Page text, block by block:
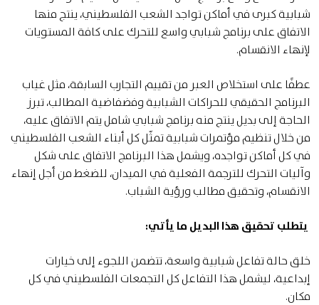
شبابية كبرى في أماكن تواجد الشعب الفلسطيني، ينتج منها
الاتفاق على برنامج شبابي واسع للتحرك على كافة المستويات
لإنهاء الانقسام.
عطفًا على استخلاص العبر من تقييم التجارب السابقة، مثل غياب
البرنامج الحقيقي للحراكات الشبابية وفضفاضية المطالب، تبرز
الحاجة إلى بديل ينتج منه برنامج شبابي شامل يتم الاتفاق عليه،
من خلال تنظيم مؤتمرات شبابية تمثّل كل أبناء الشعب الفلسطيني
في كل أماكن تواجده، ويشمل هذا البرنامج الاتفاق على شكل
وآليات التحرك للترجمة الفعلية في الميدان، للضغط من أجل إنهاء
الانقسام، وتحقيق مطالب ورؤية الشباب.
يتطلب تحقيق هذا البديل ما يأتي:
خلق حالة تفاعل شبابية واسعة، تتضمن اللجوء إلى خيارات
إبداعية، ليشمل هذا التفاعل كل التجمعات الفلسطيني في كل
مكان.